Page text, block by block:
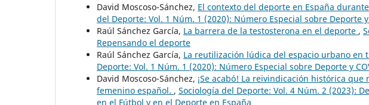
David Moscoso-Sánchez, El contexto del deporte en España
del Deporte: Vol. 1 Núm. 1 (2020): Número Especial sobre Deporte y
Raúl Sánchez García, La barrera de la testosterona en el deporte ,
Repensando el deporte
Raúl Sánchez García, La reutilización lúdica del espacio urbano en
Deporte: Vol. 1 Núm. 1 (2020): Número Especial sobre Deporte y
David Moscoso-Sánchez, ¡Se acabó! La reivindicación histórica
femenino español. , Sociología del Deporte: Vol. 4 Núm. 2 (2023):
en el Fútbol y en el Deporte en España